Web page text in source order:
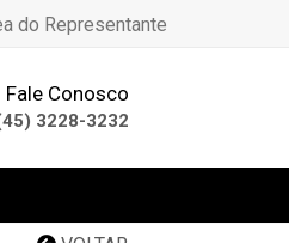
do Representante
Fale Conosco
3228-3232